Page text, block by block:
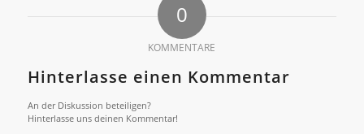
0
KOMMENTARE
Hinterlasse einen Kommentar
An der Diskussion beteiligen?
Hinterlasse uns deinen Kommentar!